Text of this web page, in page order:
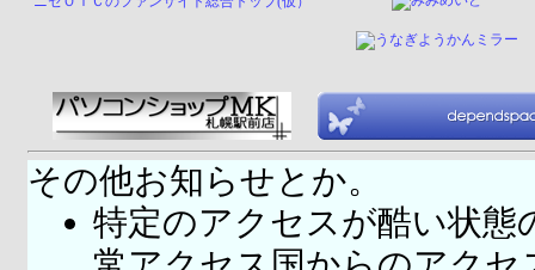
その他お知らせとか。
特定のアクセスが酷い状態